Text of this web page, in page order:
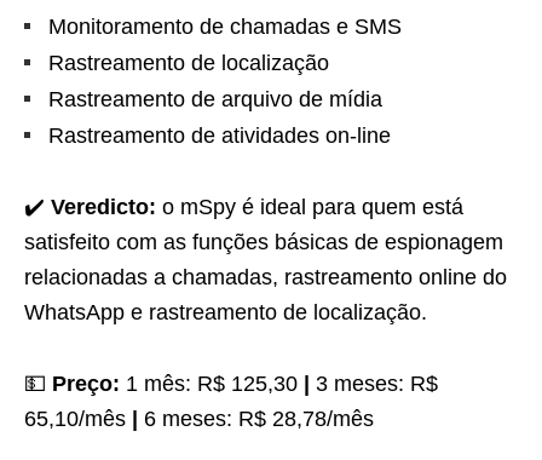
Monitoramento de chamadas e SMS
Rastreamento de localização
Rastreamento de arquivo de mídia
Rastreamento de atividades on-line
✔️ Veredicto: o mSpy é ideal para quem está
satisfeito com as funções básicas de espionagem
relacionadas a chamadas, rastreamento online do
WhatsApp e rastreamento de localização.
💵 Preço: 1 mês: R$ 125,30
3 meses: R$
65,10/mês
6 meses: R$ 28,78/mês